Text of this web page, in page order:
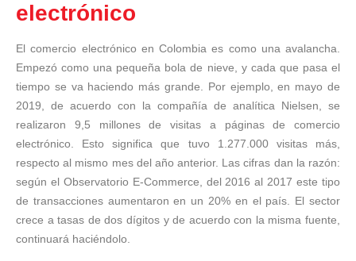
electrónico
El comercio electrónico en Colombia es como una avalancha.
Empezó como una pequeña bola de nieve, y cada que pasa el
tiempo se va haciendo más grande. Por ejemplo, en mayo de
2019, de acuerdo con la compañía de analítica Nielsen, se
realizaron 9,5 millones de visitas a páginas de comercio
electrónico. Esto significa que tuvo 1.277.000 visitas más,
respecto al mismo mes del año anterior. Las cifras dan la razón:
según el Observatorio E-Commerce, del 2016 al 2017 este tipo
de transacciones aumentaron en un 20% en el país. El sector
crece a tasas de dos dígitos y de acuerdo con la misma fuente,
continuará haciéndolo.